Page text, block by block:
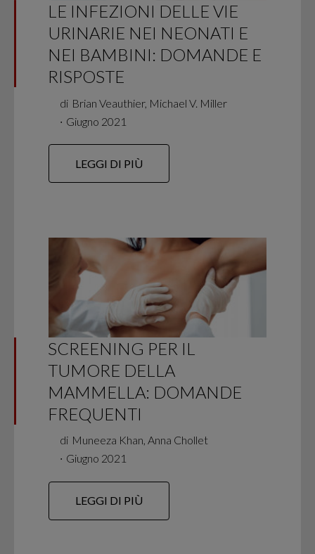
LE INFEZIONI DELLE VIE
URINARIE NEI NEONATI E
NEI BAMBINI: DOMANDE E
RISPOSTE
di Brian Veauthier, Michael V. Miller
∙ Giugno 2021
LEGGI DI PIÙ
SCREENING PER IL
TUMORE DELLA
MAMMELLA: DOMANDE
FREQUENTI
di Muneeza Khan, Anna Chollet
∙ Giugno 2021
LEGGI DI PIÙ